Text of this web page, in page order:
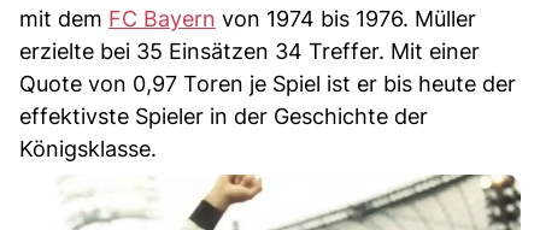
mit dem FC Bayern von 1974 bis 1976. Müller
erzielte bei 35 Einsätzen 34 Treffer. Mit einer
Quote von 0,97 Toren je Spiel ist er bis heute der
effektivste Spieler in der Geschichte der
Königsklasse.